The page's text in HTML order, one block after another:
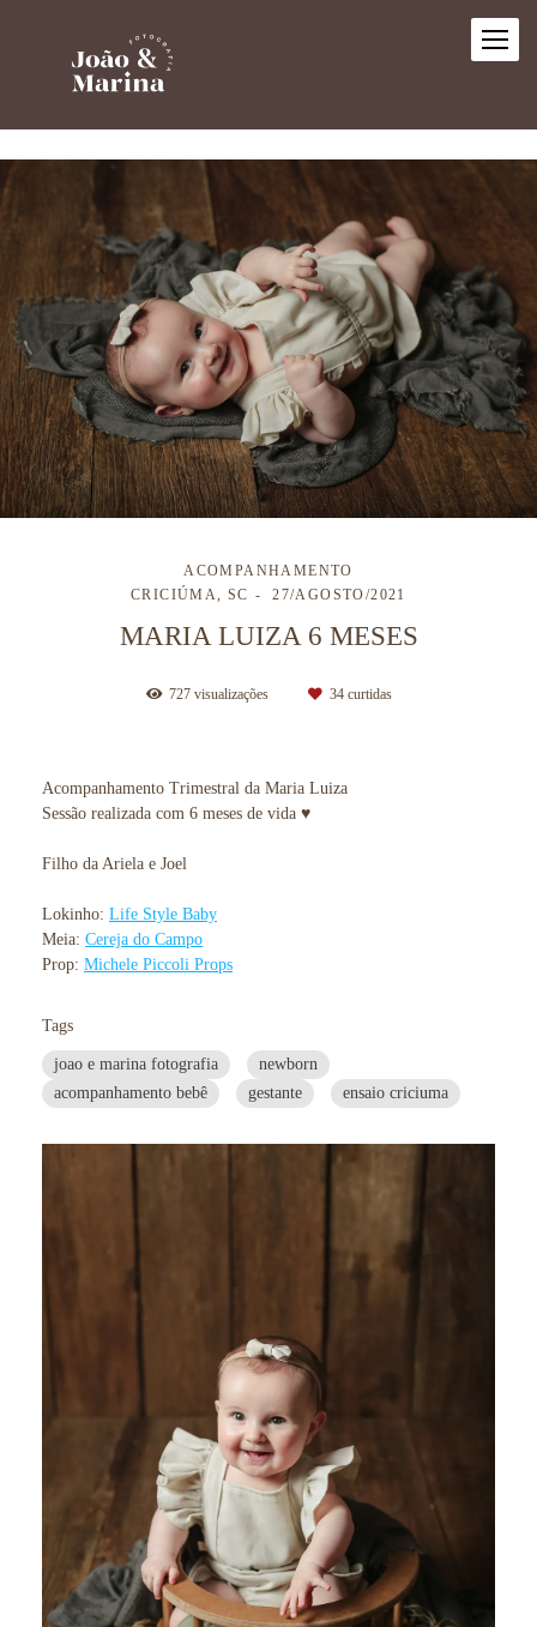
ACOMPANHAMENTO
CRICIÚMA, SC
27/AGOSTO/2021
MARIA LUIZA 6 MESES
727visualizações 34curtidas
Acompanhamento Trimestral da Maria Luiza
Sessão realizada com 6 meses de vida ♥
Filho da Ariela e Joel
Lokinho: Life Style Baby
Meia: Cereja do Campo
Prop: Michele Piccoli Props
Tags
joao e marina fotografia
newborn
acompanhamento bebê
gestante ensaio criciuma